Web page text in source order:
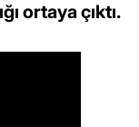
ortaya çıktı.